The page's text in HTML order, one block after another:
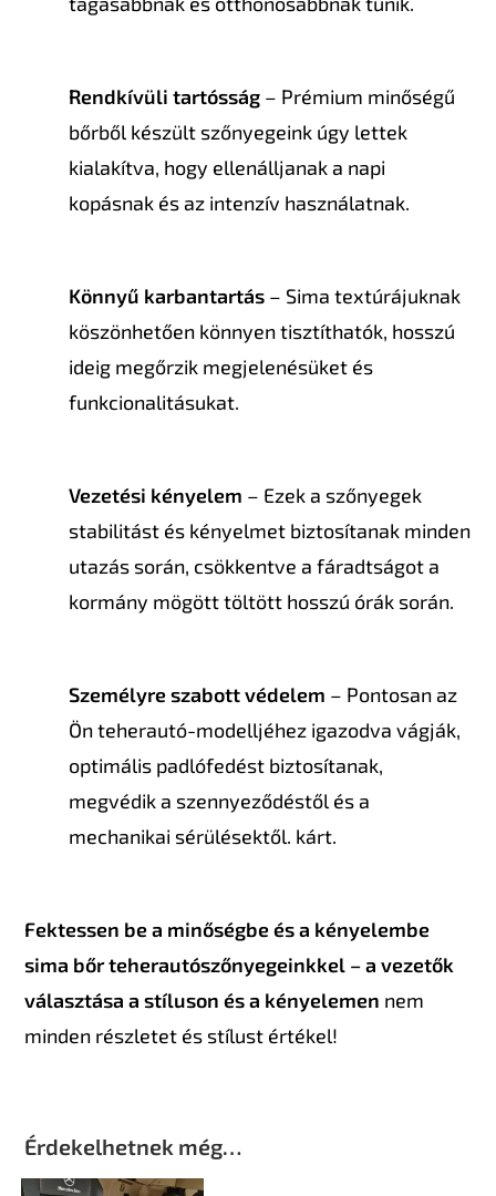
Rendkívüli tartósság – Prémium minőségű
bőrből készült szőnyegeink úgy lettek
kialakítva, hogy ellenálljanak a napi
kopásnak és az intenzív használatnak.
Könnyű karbantartás – Sima textúrájuknak
köszönhetően könnyen tisztíthatók, hosszú
ideig megőrzik megjelenésüket és
funkcionalitásukat.
Vezetési kényelem – Ezek a szőnyegek
stabilitást és kényelmet biztosítanak minden
utazás során, csökkentve a fáradtságot a
kormány mögött töltött hosszú órák során.
Személyre szabott védelem – Pontosan az
Ön teherautó-modelljéhez igazodva vágják,
optimális padlófedést biztosítanak,
megvédik a szennyeződéstől és a
mechanikai sérülésektől. kárt.
Fektessen be a minőségbe és a kényelembe
sima bőr teherautószőnyegeinkkel – a vezetők
választása a stíluson és a kényelemen nem
minden részletet és stílust értékel!
Érdekelhetnek még…